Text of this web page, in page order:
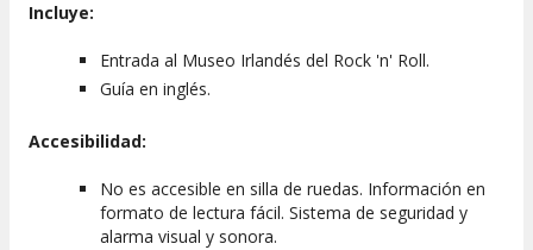
Incluye:
Entrada al Museo Irlandés del Rock 'n' Roll.
Guía en inglés.
Accesibilidad:
No es accesible en silla de ruedas. Información en
formato de lectura fácil. Sistema de seguridad y
alarma visual y sonora.